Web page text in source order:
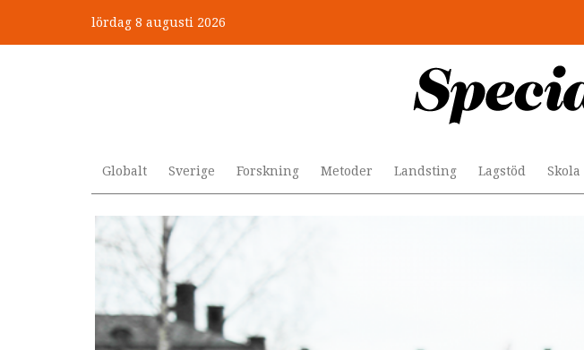
huvudinnehåll
lördag 8 augusti 2026
Globalt Sverige Forskning Metoder Landsting Lagstöd Skola
”Jobbet gick bra – just därför togs stödet bort”